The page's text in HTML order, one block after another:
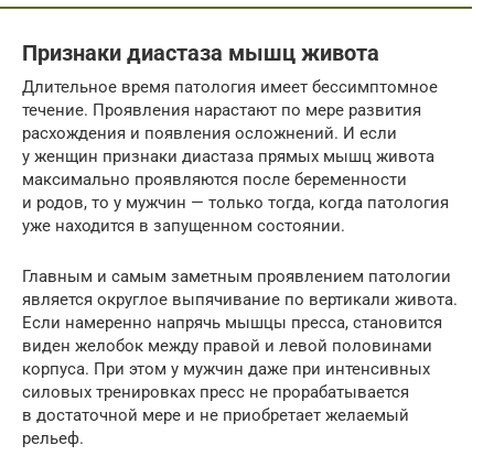
Признаки диастаза мышц живота
Длительное время патология имеет бессимптомное
течение. Проявления нарастают по мере развития
расхождения и появления осложнений. И если
у женщин признаки диастаза прямых мышц живота
максимально проявляются после беременности
и родов, то у мужчин — только тогда, когда патология
уже находится в запущенном состоянии.
Главным и самым заметным проявлением патологии
является округлое выпячивание по вертикали живота.
Если намеренно напрячь мышцы пресса, становится
виден желобок между правой и левой половинами
корпуса. При этом у мужчин даже при интенсивных
силовых тренировках пресс не прорабатывается
в достаточной мере и не приобретает желаемый
рельеф.